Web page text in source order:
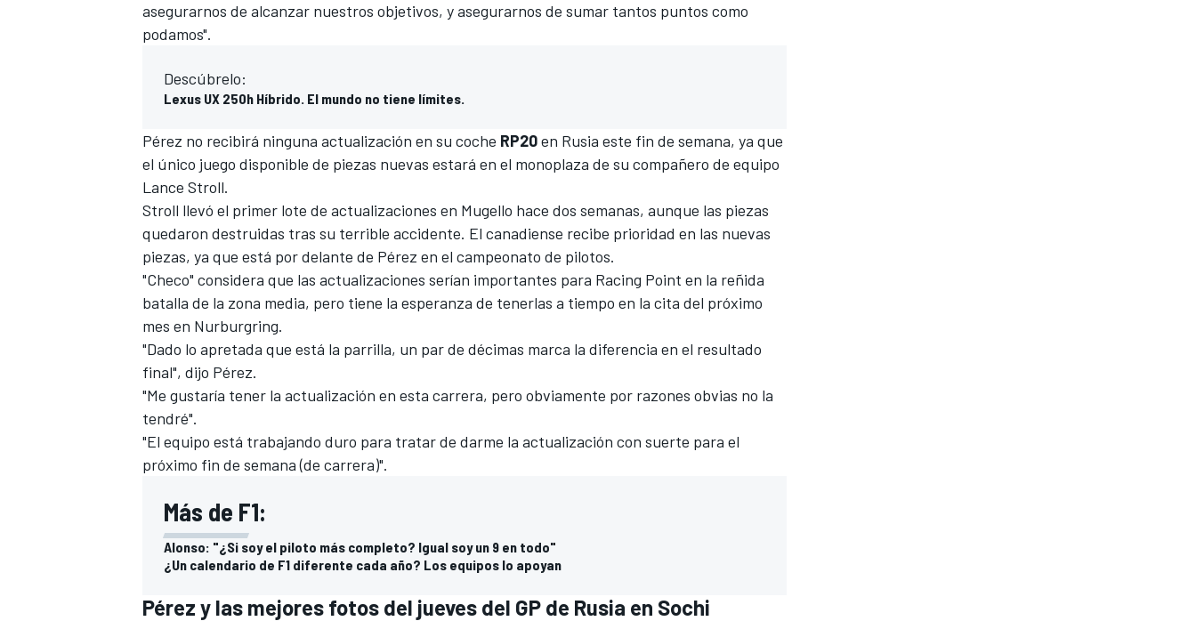
MÁS CATEGORÍAS
asegurarnos de alcanzar nuestros objetivos, y asegurarnos de sumar tantos puntos como
podamos".
Descúbrelo:
Lexus UX 250h Híbrido. El mundo no tiene límites.
Pérez no recibirá ninguna actualización en su coche RP20en Rusia este fin de semana, ya que
el único juego disponible de piezas nuevas estará en el monoplaza de su compañero de equipo
Lance Stroll.
Stroll llevó el primer lote de actualizaciones en Mugello hace dos semanas, aunque las piezas
quedaron destruidas tras su terrible accidente. El canadiense recibe prioridad en las nuevas
piezas, ya que está por delante de Pérez en el campeonato de pilotos.
"Checo" considera que las actualizaciones serían importantes para Racing Point en la reñida
batalla de la zona media, pero tiene la esperanza de tenerlas a tiempo en la cita del próximo
mes en Nurburgring.
"Dado lo apretada que está la parrilla, un par de décimas marca la diferencia en el resultado
final", dijo Pérez.
"Me gustaría tener la actualización en esta carrera, pero obviamente por razones obvias no la
tendré".
"El equipo está trabajando duro para tratar de darme la actualización con suerte para el
próximo fin de semana (de carrera)".
Más de F1:
Alonso: "¿Si soy el piloto más completo? Igual soy un 9 en todo"
¿Un calendario de F1 diferente cada año? Los equipos lo apoyan
Pérez y las mejores fotos del jueves del GP de Rusia en Sochi